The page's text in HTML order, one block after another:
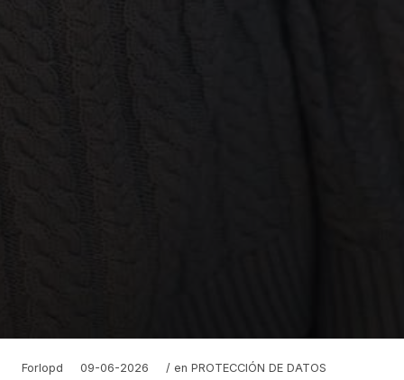
Forlopd 09-06-2026 / enPROTECCIÓN DE DATOS